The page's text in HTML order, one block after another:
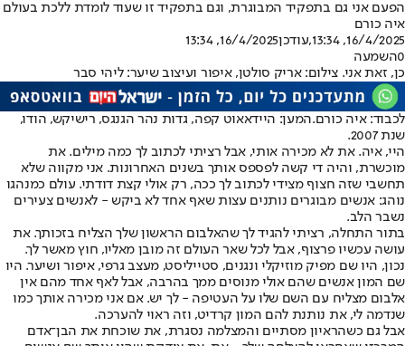
הפעם אני גם בתפקיד המבוגרת, וגם בתפקיד זו שעוד לומדת ללכת בעולם
איה כורם
16/4/2025, 13:34
,עודכן16/4/2025, 13:34
0השמעה
כן, זאת אני. צילום: אריק סולטן, איפור ועיצוב שיער: ליהי סבר
לכבוד: איה כורם.המען: היידאאוט קפה, גדות נהר הגנגס, רישיקש, הודו,
שנת 2007.
היי, איה. את לא מכירה אותי, אבל רציתי לכתוב לך כמה מילים. את
מוכשרת, והיה די קשה לפספס אותך בשנים האחרונות. אני מקווה שלא
תחשבי שזה חצוף מצידי לכתוב לך ככה, רק אולי קצת דודתי. עולם כמנהגו
נוהג: אנשים מבוגרים נותנים עצות שאף אחד לא ביקש - לאנשים צעירים
נשבר הלב.
בתור התחלה, רציתי להגיד לך שהאלבום הראשון שלך הצליח בזכותך. את
עושה עכשיו פרצוף, אבל לכל שאר העולם זה מובן מאליו, חוץ מאשר לך.
נכון, היו שם מפיק מוזיקלי ונגנים, סטייליסט, מעצב גרפי, איפור ושיער. היו
שם המון אנשים שהם אולי מנוסים ממך בהרבה, אבל לאף אחד מהם אין
אלבום מצליח עם השם שלו על העטיפה - לך יש. אם אני מכירה אותך כמו
שנדמה לי, את נותנת להם המון קרדיט, וזה ראוי להערכה.
אבל גם כשהראיון מסתיים והמצלמה נסגרת, את שוכחת את הבן־אדם